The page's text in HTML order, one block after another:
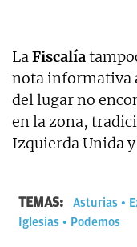
LaFiscalía
nota informativa
del lugar no
en la zona,
Izquierda Unida
TEMAS: Asturias
Iglesias
Podemos